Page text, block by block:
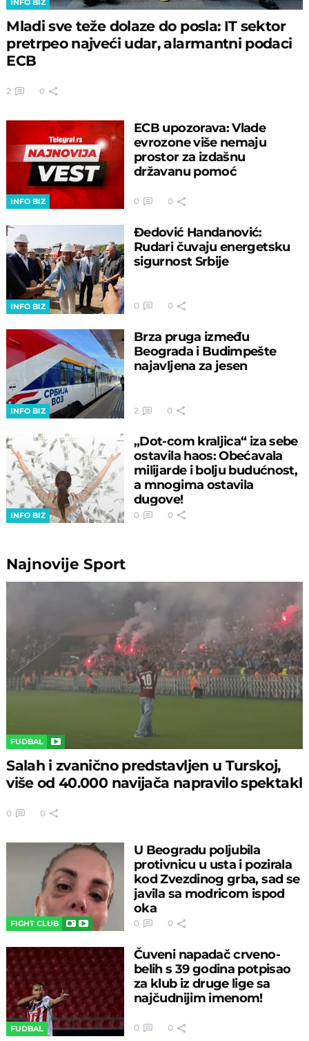
Mladi sve teže dolaze do posla: IT sektor
pretrpeo najveći udar, alarmantni podaci
ECB
2 0
INFO BIZ
ECB upozorava: Vlade
evrozone više nemaju
prostor za izdašnu
državanu pomoć
0 0
INFO BIZ
Đedović Handanović:
Rudari čuvaju energetsku
sigurnost Srbije
0 0
INFO BIZ
Brza pruga između
Beograda i Budimpešte
najavljena za jesen
2 0
INFO BIZ
„Dot-com kraljica“ iza sebe
ostavila haos: Obećavala
milijarde i bolju budućnost,
a mnogima ostavila
dugove!
0 0
NajnovijeSport
FUDBAL
Salah i zvanično predstavljen u Turskoj,
više od 40.000 navijača napravilo spektakl
0 0
FIGHT CLUB
U Beogradu poljubila
protivnicu u usta i pozirala
kod Zvezdinog grba, sad se
javila sa modricom ispod
oka
0 0
FUDBAL
Čuveni napadač crveno-
belih s 39 godina potpisao
za klub iz druge lige sa
najčudnijim imenom!
0 0